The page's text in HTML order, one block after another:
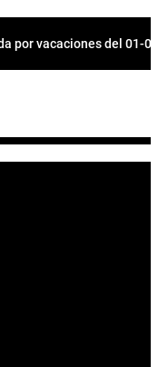
por vacaciones del 01-